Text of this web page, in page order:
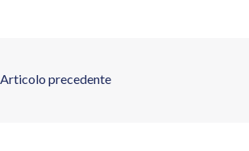
Articolo precedente